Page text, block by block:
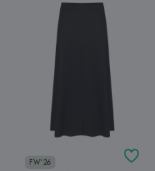
FW'26